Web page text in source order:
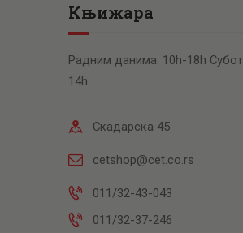
Књижара
Радним данима: 10h-18h
14h
Скадарска 45
cetshop@cet.co.rs
011/32-43-043
011/32-37-246